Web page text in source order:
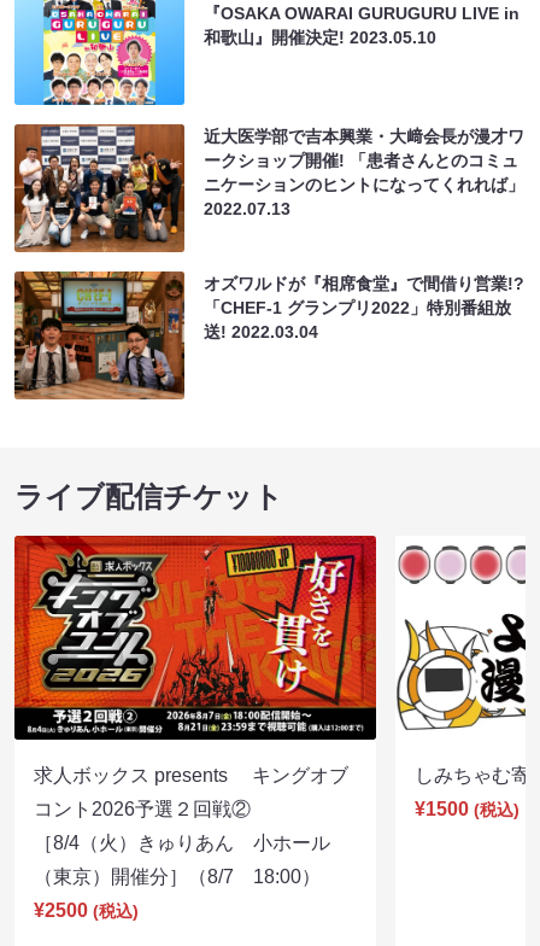
『OSAKA OWARAI GURUGURU LIVE in
和歌山』開催決定!2023.05.10
近大医学部で吉本興業・大﨑会長が漫才ワ
ークショップ開催! 「患者さんとのコミュ
ニケーションのヒントになってくれれば」
2022.07.13
オズワルドが『相席食堂』で間借り営業!?
「CHEF-1 グランプリ2022」特別番組放
送!2022.03.04
ライブ配信チケット
求人ボックス presents キングオブ
コント2026予選２回戦②
［8/4（火）きゅりあん 小ホール
（東京）開催分］（8/7 18:00）
¥2500 (税込)
しみちゃむ
¥1500 (税込)